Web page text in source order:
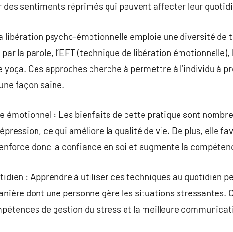
des sentiments réprimés qui peuvent affecter leur
libération psycho-émotionnelle emploie une diversité de
la parole, l’EFT (technique de libération
Ces approches cherche à permettre à l’individu à
façon saine.
émotionnel : Les bienfaits de cette pratique sont
ce qui améliore la qualité de vie. De plus, elle
donc la confiance en soi et augmente la
: Apprendre à utiliser ces techniques au quotidien
dont une personne gère les situations stressantes.
de gestion du stress et la meilleure